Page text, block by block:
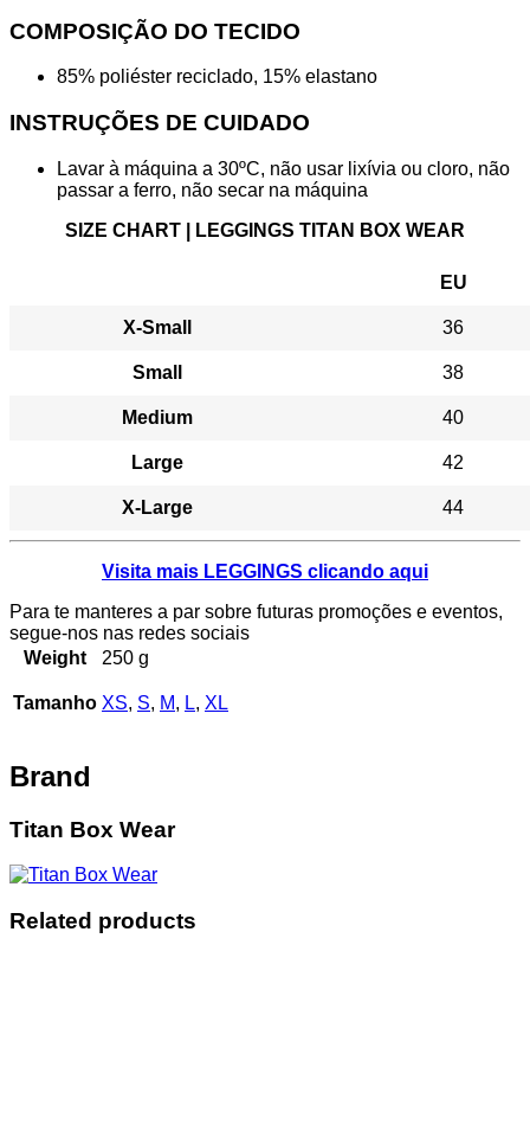
COMPOSIÇÃO DO TECIDO
85% poliéster reciclado, 15% elastano
INSTRUÇÕES DE CUIDADO
Lavar à máquina a 30ºC, não usar lixívia ou cloro, não
passar a ferro, não secar na máquina
SIZE CHART | LEGGINGS TITAN BOX WEAR
EU
X-Small 36
Small 38
Medium 40
Large 42
X-Large 44
Visita mais LEGGINGS clicando aqui
Para te manteres a par sobre futuras promoções e eventos,
segue-nos nas redes sociais
Weight
250 g
Tamanho XS, S, M, L, XL
Brand
Titan Box Wear
Related products